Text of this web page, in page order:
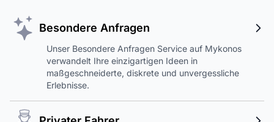
Besondere Anfragen
Unser Besondere Anfragen Service auf Mykonos
verwandelt Ihre einzigartigen Ideen in
maßgeschneiderte, diskrete und unvergessliche
Erlebnisse.